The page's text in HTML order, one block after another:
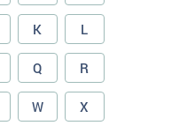
K L
Q R
W X